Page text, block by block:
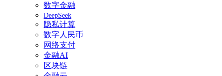
数字金融
DeepSeek
隐私计算
数字人民币
网络支付
金融AI
区块链